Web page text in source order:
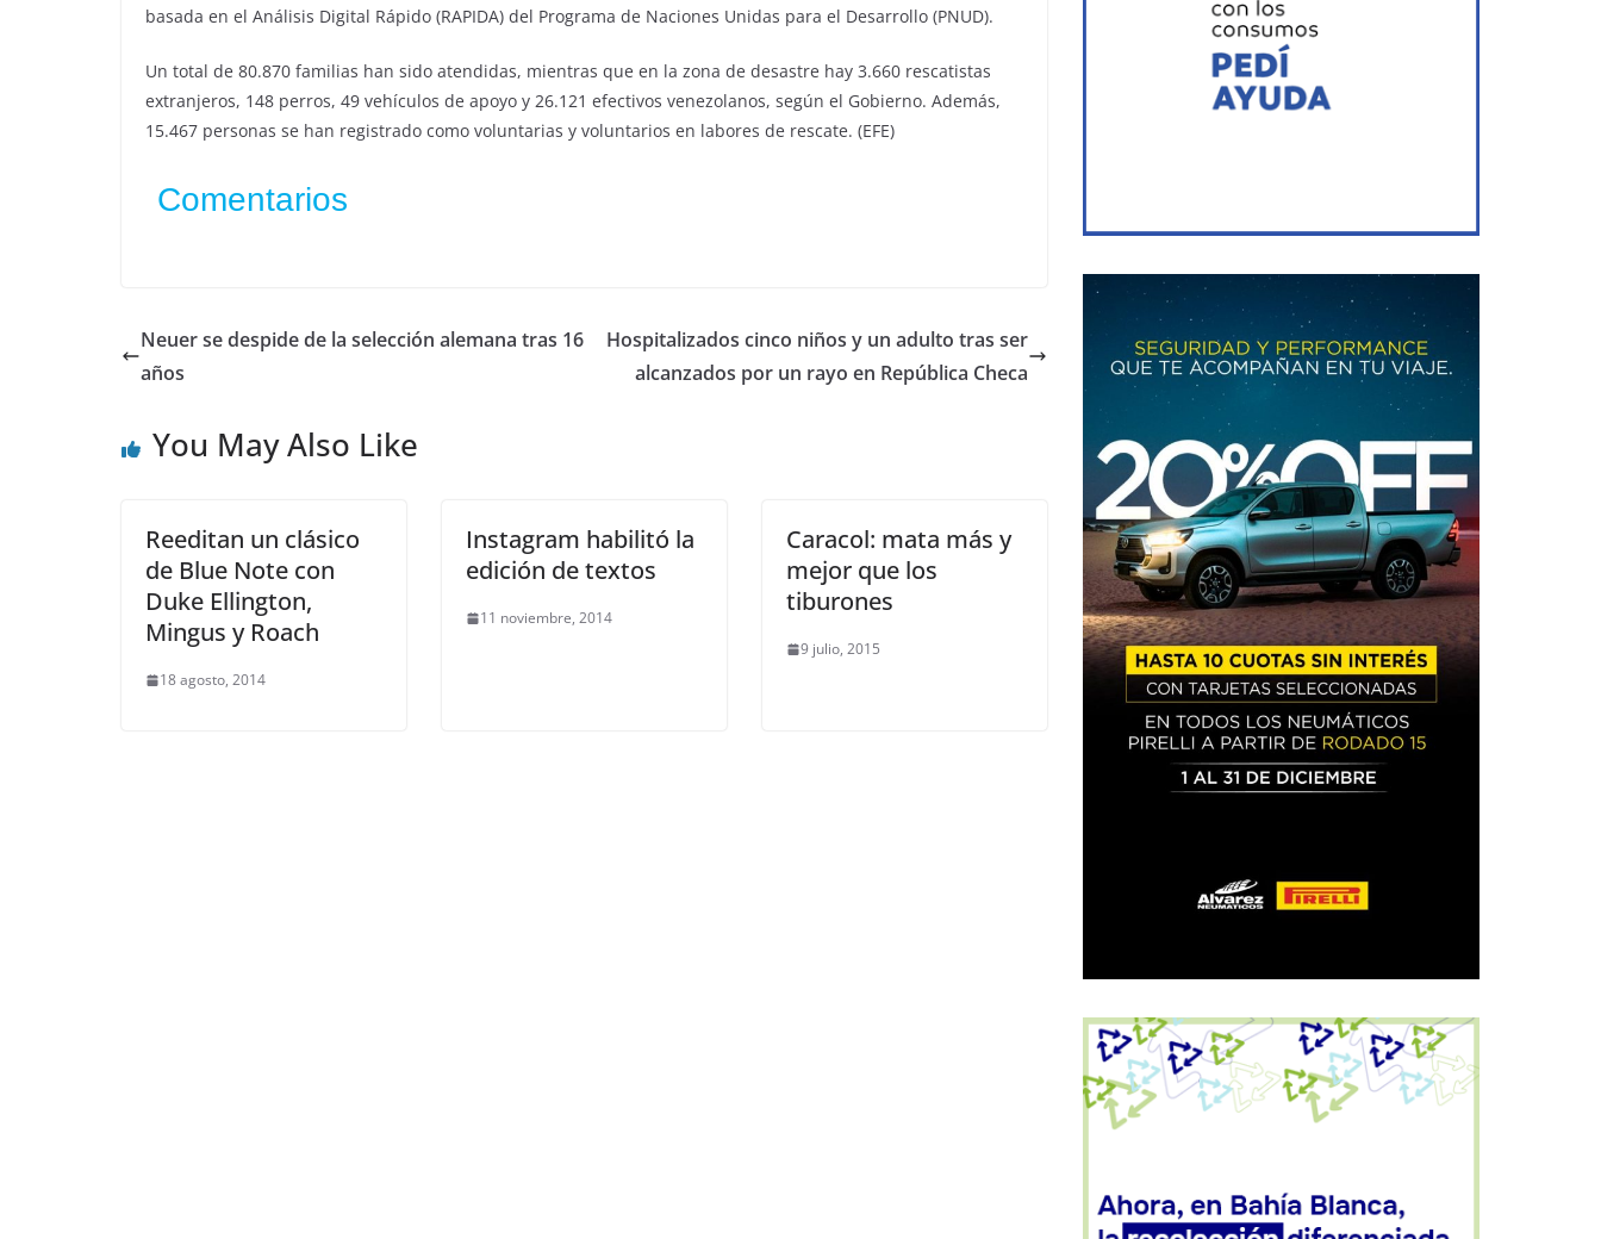
basada en el Análisis Digital Rápido (RAPIDA) del Programa de Naciones Unidas para el Desarrollo (PNUD).
Un total de 80.870 familias han sido atendidas, mientras que en la zona de desastre hay 3.660 rescatistas
extranjeros, 148 perros, 49 vehículos de apoyo y 26.121 efectivos venezolanos, según el Gobierno. Además,
15.467 personas se han registrado como voluntarias y voluntarios en labores de rescate. (EFE)
Comentarios
Neuer se despide de la selección alemana tras 16
años
Hospitalizados cinco niños y un adulto tras ser
alcanzados por un rayo en República Checa
You May Also Like
Reeditan un clásico
de Blue Note con
Duke Ellington,
Mingus y Roach
18 agosto, 2014
Instagram habilitó la
edición de textos
11 noviembre, 2014
Caracol: mata más y
mejor que los
tiburones
9 julio, 2015